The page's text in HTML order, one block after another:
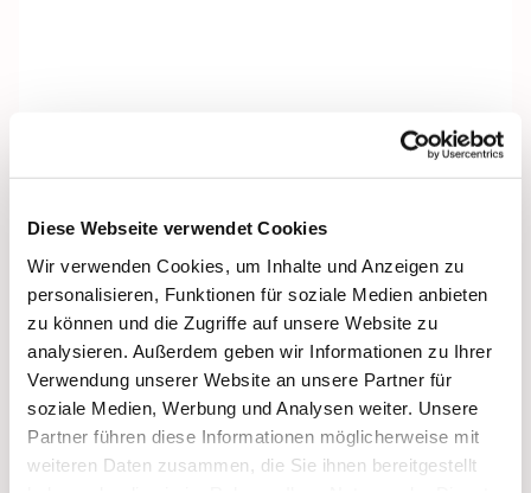
Diese Webseite verwendet Cookies
Wir verwenden Cookies, um Inhalte und Anzeigen zu
personalisieren, Funktionen für soziale Medien anbieten
zu können und die Zugriffe auf unsere Website zu
analysieren. Außerdem geben wir Informationen zu Ihrer
Verwendung unserer Website an unsere Partner für
soziale Medien, Werbung und Analysen weiter. Unsere
Partner führen diese Informationen möglicherweise mit
weiteren Daten zusammen, die Sie ihnen bereitgestellt
Dies könnte Sie auch